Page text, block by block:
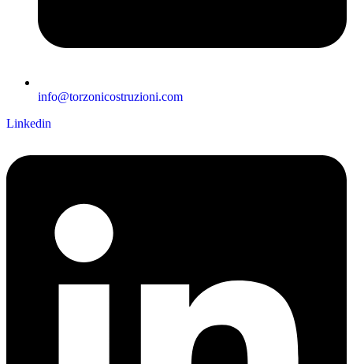
info@torzonicostruzioni.com
Linkedin